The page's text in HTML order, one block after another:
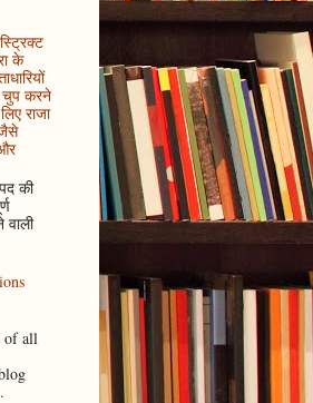
के
चुप करने
राजा
की
वाली
of all